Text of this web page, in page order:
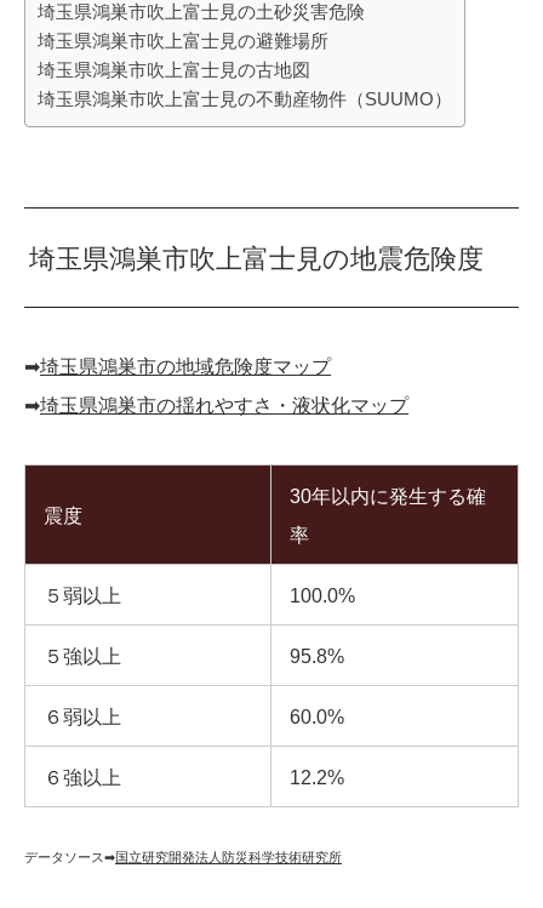
埼玉県鴻巣市吹上富士見の土砂災害危険
埼玉県鴻巣市吹上富士見の避難場所
埼玉県鴻巣市吹上富士見の古地図
埼玉県鴻巣市吹上富士見の不動産物件（SUUMO）
埼玉県鴻巣市吹上富士見の地震危険度
➡︎埼玉県鴻巣市の地域危険度マップ
➡︎埼玉県鴻巣市の揺れやすさ・液状化マップ
震度
30年以内に発生する確
率
５弱以上 100.0%
５強以上 95.8%
６弱以上 60.0%
６強以上 12.2%
データソース➡︎国立研究開発法人防災科学技術研究所